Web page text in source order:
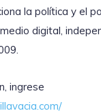
la política y el
digital,
ingrese